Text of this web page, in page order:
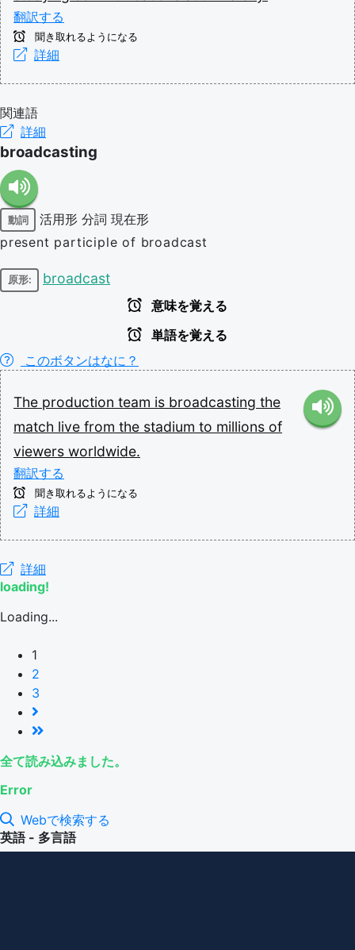
翻訳する
聞き取れるようになる
詳細
関連語
詳細
broadcasting
動詞 活用形 分詞 現在形
present participle of broadcast
原形: broadcast
意味を覚える
単語を覚える
このボタンはなに？
The production team is broadcasting the
match live from the stadium to millions of
viewers worldwide.
翻訳する
聞き取れるようになる
詳細
詳細
loading!
Loading...
1
2
3
全て読み込みました。
Error
Webで検索する
英語 - 多言語